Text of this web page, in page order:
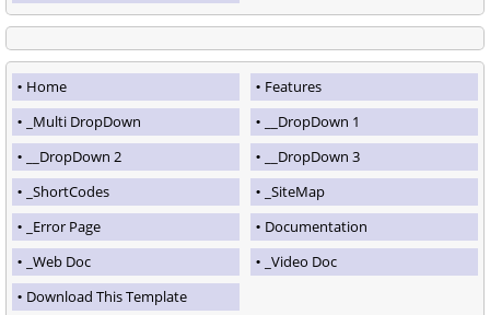
Home
Features
_Multi DropDown
__DropDown 1
__DropDown 2
__DropDown 3
_ShortCodes
_SiteMap
_Error Page
Documentation
_Web Doc
_Video Doc
Download This Template